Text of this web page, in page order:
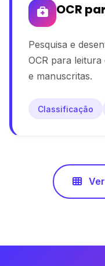
OCR
Pesquisa e
OCR para leitura
e manuscritas.
Classificação